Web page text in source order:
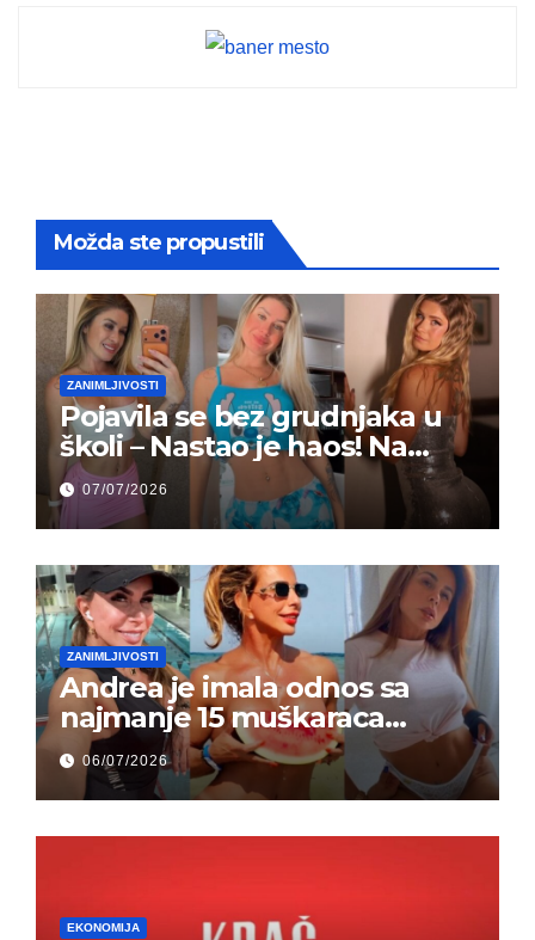
Možda ste propustili
ZANIMLJIVOSTI
Pojavila se bez grudnjaka u
školi – Nastao je haos! Na
grupi je majke napale (FOTO)
07/07/2026
ZANIMLJIVOSTI
Andrea je imala odnos sa
najmanje 15 muškaraca
odjednom – „Doktor mi je
rekao…“ (FOTO)
06/07/2026
EKONOMIJA